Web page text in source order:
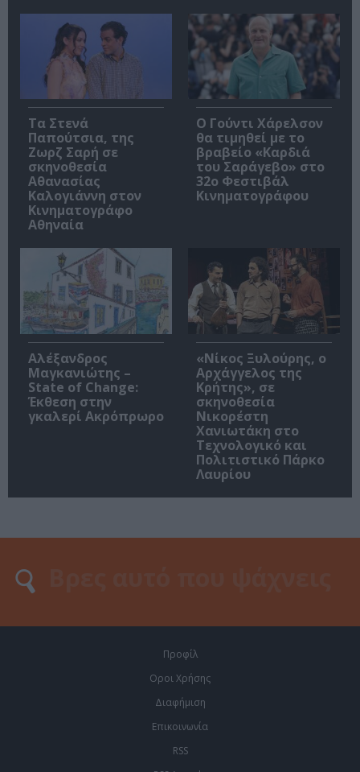
Τα Στενά
Παπούτσια, της
Ζωρζ Σαρή σε
σκηνοθεσία
Αθανασίας
Καλογιάννη στον
Κινηματογράφο
Αθηναία
Ο Γούντι Χάρελσον
θα τιμηθεί με το
βραβείο «Καρδιά
του Σαράγεβο» στο
32ο Φεστιβάλ
Κινηματογράφου
Αλέξανδρος
Μαγκανιώτης –
State of Change:
Έκθεση στην
γκαλερί Ακρόπρωρο
«Νίκος Ξυλούρης, ο
Αρχάγγελος της
Κρήτης», σε
σκηνοθεσία
Νικορέστη
Χανιωτάκη στο
Τεχνολογικό και
Πολιτιστικό Πάρκο
Λαυρίου
Προφίλ
Οροι Χρήσης
Διαφήμιση
Επικοινωνία
RSS